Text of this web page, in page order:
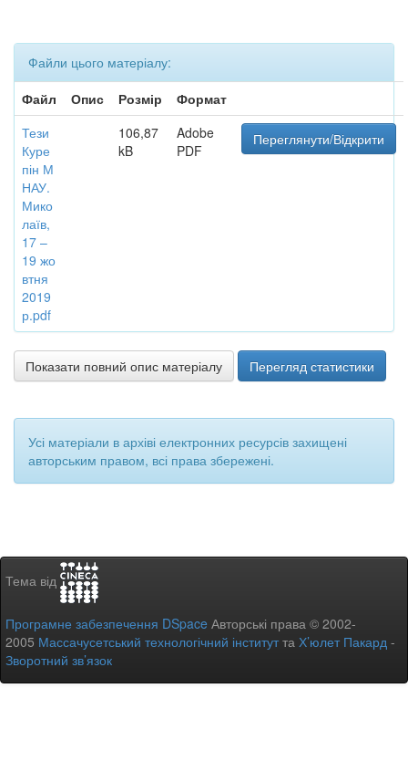
Файли цього матеріалу:
Файл
Опис Розмір
Формат
Тези
Куре
пін М
НАУ.
Мико
лаїв,
17 –
19 жо
втня
2019
р.pdf
106,87
kB
Adobe
PDF
Переглянути/Відкрити
Показати повний опис матеріалу Перегляд статистики
Усі матеріали в архіві електронних ресурсів захищені
авторським правом, всі права збережені.
Тема від
Програмне забезпечення DSpace Авторські права © 2002-
2005 Массачусетський технологічний інститутта Х’юлет Пакард -
Зворотний зв’язок